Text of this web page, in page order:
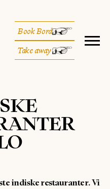
Book Bord
Take away
indiske restauranter. Vi